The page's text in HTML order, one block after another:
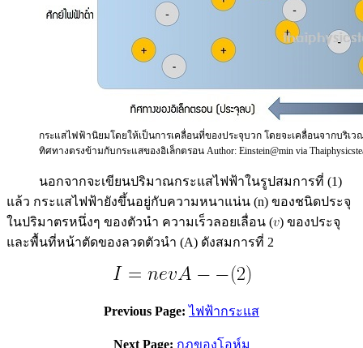
กระแสไฟฟ้านิยมโดยให้เป็นการเคลื่อนที่ของประจุบวก โดยจะเคลื่อนจากบริ
ทิศทางตรงข้ามกับกระแสของอิเล็กตรอน Author: Einstein@min via
นอกจากจะเขียนปริมาณกระแสไฟฟ้าในรูปสมการที่ (1)
แล้ว กระแสไฟฟ้ายังขึ้นอยู่กับความหนาแน่น (n) ของชนิดประจุ
ในปริมาตรหนึ่งๆ ของตัวนำ ความเร็วลอยเลื่อน ( ) ของประจุ
และพื้นที่หน้าตัดของลวดตัวนำ (A) ดังสมการที่ 2
Previous Page:ไฟฟ้ากระแส
Next Page: กฎของโอห์ม